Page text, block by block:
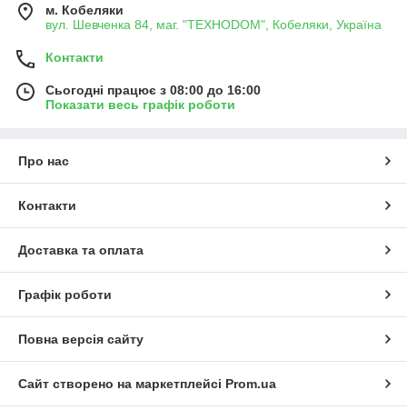
м. Кобеляки
вул. Шевченка 84, маг. "ТЕХНОDOM", Кобеляки, Україна
Контакти
Сьогодні працює з 08:00 до 16:00
Показати весь графік роботи
Про нас
Контакти
Доставка та оплата
Графік роботи
Повна версія сайту
Сайт створено на маркетплейсі Prom.ua